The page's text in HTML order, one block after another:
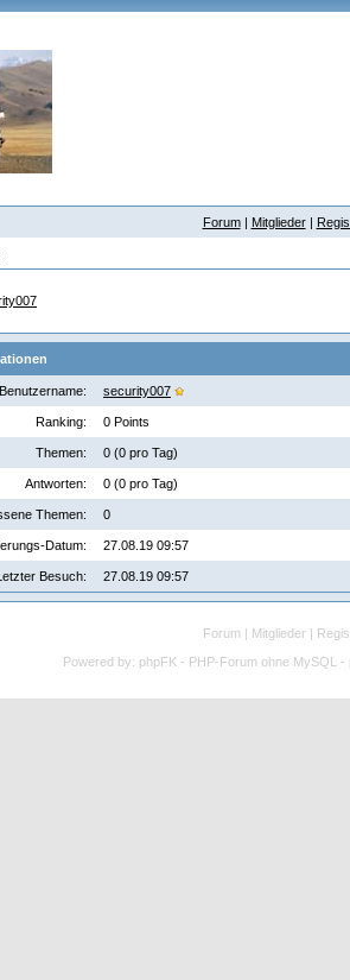
Forum| Mitglieder|
Benutzername: security007
Ranking: 0 Points
Themen: 0 (0 pro Tag)
Antworten: 0 (0 pro Tag)
Themen: 0
Datum: 27.08.19 09:57
Besuch: 27.08.19 09:57
Forum | Mitglieder |
Powered by: phpFK - PHP-Forum ohne MySQL -